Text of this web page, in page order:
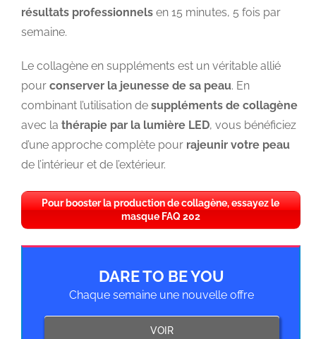
résultats professionnels en 15 minutes, 5 fois par
semaine.
Le collagène en suppléments est un véritable allié
pour conserver la jeunesse de sa peau. En
combinant l’utilisation de suppléments de collagène
avec la thérapie par la lumière LED, vous bénéficiez
d’une approche complète pour rajeunir votre peau
de l’intérieur et de l’extérieur.
Pour booster la production de collagène, essayez le
masque FAQ 202
DARE TO BE YOU
Chaque semaine une nouvelle offre
VOIR